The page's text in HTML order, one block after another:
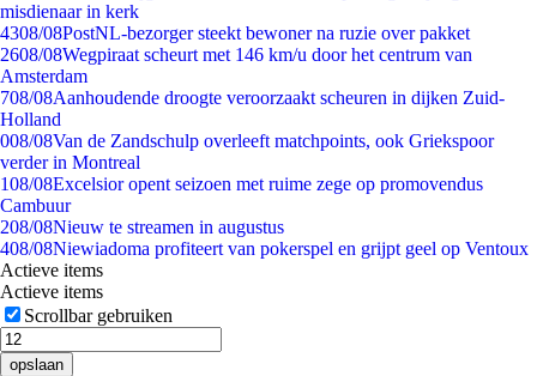
misdienaar in kerk
4308/08PostNL-bezorger steekt bewoner na ruzie over pakket
2608/08Wegpiraat scheurt met 146 km/u door het centrum van
Amsterdam
708/08Aanhoudende droogte veroorzaakt scheuren in dijken Zuid-
Holland
008/08Van de Zandschulp overleeft matchpoints, ook Griekspoor
verder in Montreal
108/08Excelsior opent seizoen met ruime zege op promovendus
Cambuur
208/08Nieuw te streamen in augustus
408/08Niewiadoma profiteert van pokerspel en grijpt geel op Ventoux
Actieve items
Actieve items
Scrollbar gebruiken
opslaan